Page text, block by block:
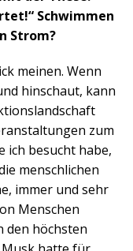
!“ Schwimmen
Strom?
meinen. Wenn
hinschaut, kann
zum
ich besucht habe,
menschlichen
immer und sehr
Menschen
den höchsten